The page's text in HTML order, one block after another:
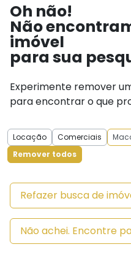
Locação Comerciais
Remover todos
Oh não!
Não
imóvel
para sua
Experimente remover
para encontrar o que
Refazer busca de
Não achei. Encontre